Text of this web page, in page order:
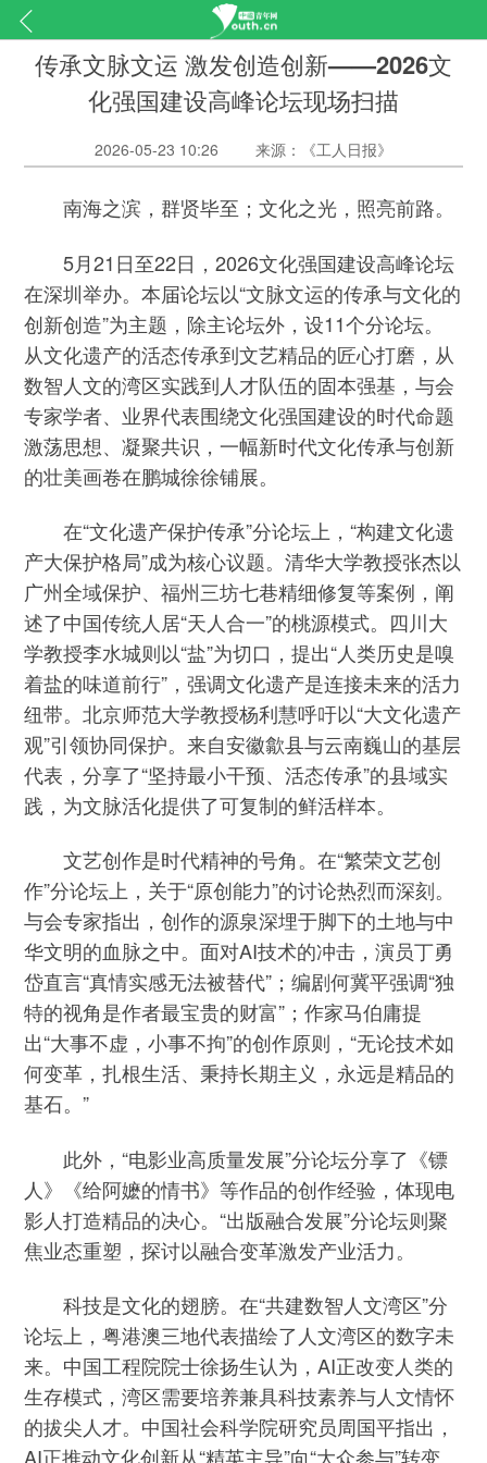
传承文脉文运 激发创造创新——2026文
化强国建设高峰论坛现场扫描
2026-05-23 10:26 来源：《工人日报》
南海之滨，群贤毕至；文化之光，照亮前路。
5月21日至22日，2026文化强国建设高峰论坛
在深圳举办。本届论坛以“文脉文运的传承与文化的
创新创造”为主题，除主论坛外，设11个分论坛。
从文化遗产的活态传承到文艺精品的匠心打磨，从
数智人文的湾区实践到人才队伍的固本强基，与会
专家学者、业界代表围绕文化强国建设的时代命题
激荡思想、凝聚共识，一幅新时代文化传承与创新
的壮美画卷在鹏城徐徐铺展。
在“文化遗产保护传承”分论坛上，“构建文化遗
产大保护格局”成为核心议题。清华大学教授张杰以
广州全域保护、福州三坊七巷精细修复等案例，阐
述了中国传统人居“天人合一”的桃源模式。四川大
学教授李水城则以“盐”为切口，提出“人类历史是嗅
着盐的味道前行”，强调文化遗产是连接未来的活力
纽带。北京师范大学教授杨利慧呼吁以“大文化遗产
观”引领协同保护。来自安徽歙县与云南巍山的基层
代表，分享了“坚持最小干预、活态传承”的县域实
践，为文脉活化提供了可复制的鲜活样本。
文艺创作是时代精神的号角。在“繁荣文艺创
作”分论坛上，关于“原创能力”的讨论热烈而深刻。
与会专家指出，创作的源泉深埋于脚下的土地与中
华文明的血脉之中。面对AI技术的冲击，演员丁勇
岱直言“真情实感无法被替代”；编剧何冀平强调“独
特的视角是作者最宝贵的财富”；作家马伯庸提
出“大事不虚，小事不拘”的创作原则，“无论技术如
何变革，扎根生活、秉持长期主义，永远是精品的
基石。”
此外，“电影业高质量发展”分论坛分享了《镖
人》《给阿嬷的情书》等作品的创作经验，体现电
影人打造精品的决心。“出版融合发展”分论坛则聚
焦业态重塑，探讨以融合变革激发产业活力。
科技是文化的翅膀。在“共建数智人文湾区”分
论坛上，粤港澳三地代表描绘了人文湾区的数字未
来。中国工程院院士徐扬生认为，AI正改变人类的
生存模式，湾区需要培养兼具科技素养与人文情怀
的拔尖人才。中国社会科学院研究员周国平指出，
AI正推动文化创新从“精英主导”向“大众参与”转变。